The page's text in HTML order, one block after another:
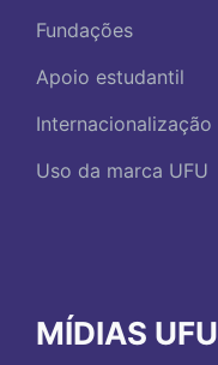
Fundações
Apoio estudantil
Internacionalização
Uso da marca UFU
MÍDIAS UFU